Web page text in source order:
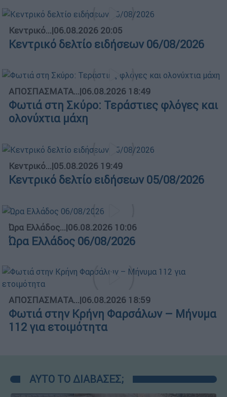
Κεντρικό...|06.08.2026 20:05
Κεντρικό δελτίο ειδήσεων 06/08/2026
ΑΠΟΣΠΑΣΜΑΤΑ...|06.08.2026 18:49
Φωτιά στη Σκύρο: Τεράστιες φλόγες και
ολονύχτια μάχη
Κεντρικό...|05.08.2026 19:49
Κεντρικό δελτίο ειδήσεων 05/08/2026
Ώρα Ελλάδος...|06.08.2026 10:06
Ώρα Ελλάδος 06/08/2026
ΑΠΟΣΠΑΣΜΑΤΑ...|06.08.2026 18:59
Φωτιά στην Κρήνη Φαρσάλων – Μήνυμα
112 για ετοιμότητα
ΑΥΤΟ ΤΟ ΔΙΑΒΑΣΕΣ;